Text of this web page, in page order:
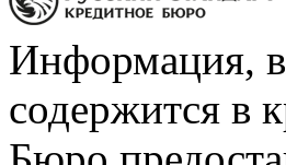
Информация,
содержится в